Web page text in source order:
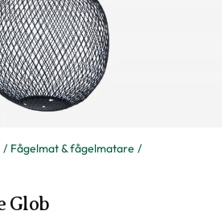
Fågelmat & fågelmatare
Glob